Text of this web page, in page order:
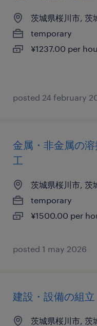
茨城県桜川市, 茨
temporary
¥1237.00 per
posted 24 february
金属・非金属の
工
茨城県桜川市, 茨
temporary
¥1500.00 per
posted 1 may 2026
建設・設備の組
茨城県桜川市, 茨